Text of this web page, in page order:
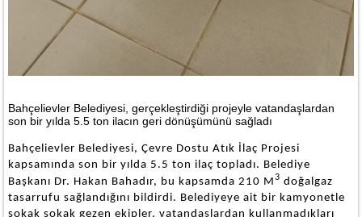
Bahçelievler Belediyesi, gerçekleştirdiği projeyle vatandaşlardan
son bir yılda 5.5 ton ilacın geri dönüşümünü sağladı
Bahçelievler Belediyesi, Çevre Dostu Atık İlaç Projesi
kapsamında son bir yılda 5.5 ton ilaç topladı. Belediye
Başkanı Dr. Hakan Bahadır, bu kapsamda 210 M3 doğalgaz
tasarrufu sağlandığını bildirdi. Belediyeye ait bir kamyonetle
sokak sokak gezen ekipler, vatandaşlardan kullanmadıkları